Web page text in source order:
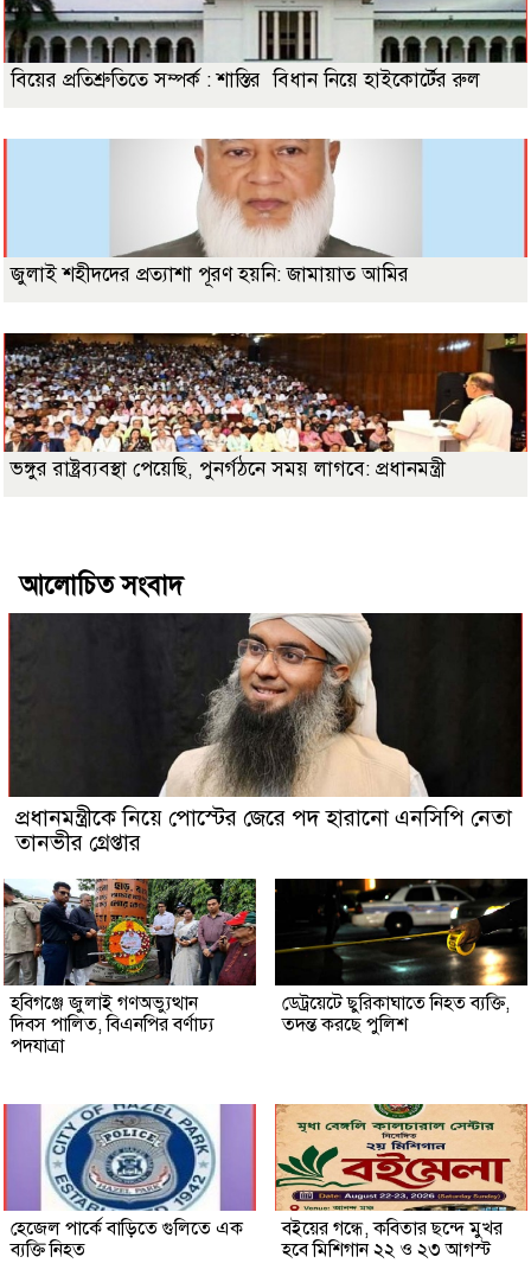
বিয়ের প্রতিশ্রুতিতে সম্পর্ক : শাস্তির বিধান নিয়ে হাইকোর্টের রুল
জুলাই শহীদদের প্রত্যাশা পূরণ হয়নি: জামায়াত আমির
ভঙ্গুর রাষ্ট্রব্যবস্থা পেয়েছি, পুনর্গঠনে সময় লাগবে: প্রধানমন্ত্রী
আলোচিত সংবাদ
প্রধানমন্ত্রীকে নিয়ে পোস্টের জেরে পদ হারানো এনসিপি নেতা
তানভীর গ্রেপ্তার
হবিগঞ্জে জুলাই গণঅভ্যুত্থান
দিবস পালিত, বিএনপির বর্ণাঢ্য
পদযাত্রা
ডেট্রয়েটে ছুরিকাঘাতে নিহত ব্যক্তি,
তদন্ত করছে পুলিশ
হেজেল পার্কে বাড়িতে গুলিতে এক
ব্যক্তি নিহত
বইয়ের গন্ধে, কবিতার ছন্দে মুখর
হবে মিশিগান ২২ ও ২৩ আগস্ট